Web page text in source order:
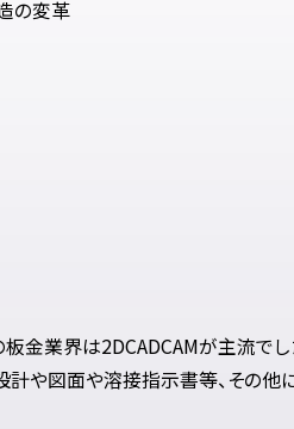
の変革
金業界は2DCADCAMが主流で
や図面や溶接指示書等、その他